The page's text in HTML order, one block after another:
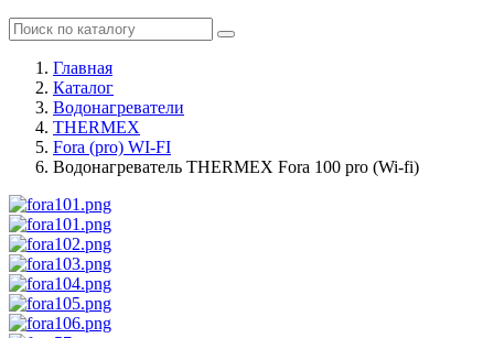
Главная
Каталог
Водонагреватели
THERMEX
Fora (pro) WI-FI
Водонагреватель THERMEX Fora 100 pro (Wi-fi)